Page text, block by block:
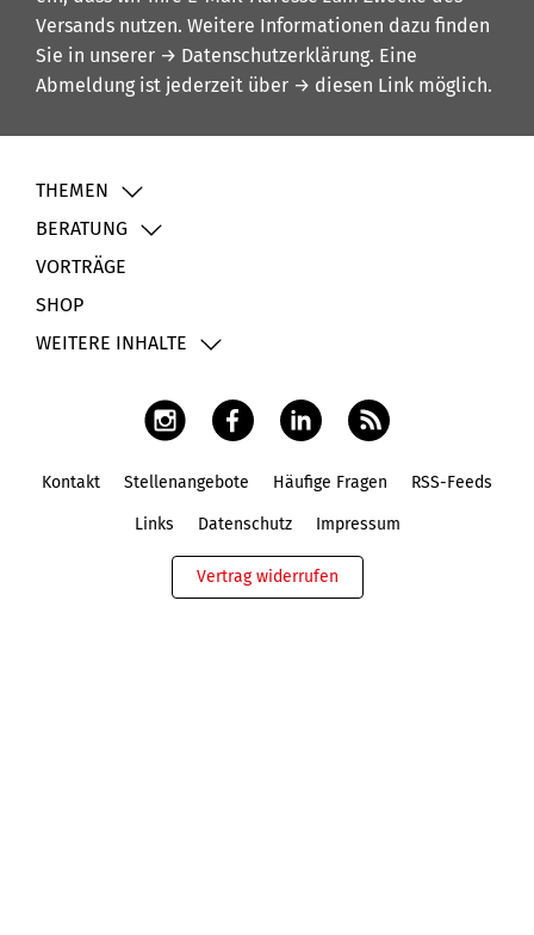
Versands nutzen. Weitere Informationen dazu finden
Sie in unserer → Datenschutzerklärung. Eine
Abmeldung ist jederzeit über → diesen Link möglich.
THEMEN
BERATUNG
VORTRÄGE
SHOP
WEITERE INHALTE
Kontakt Stellenangebote Häufige Fragen RSS-Feeds
Links Datenschutz Impressum
Vertrag widerrufen